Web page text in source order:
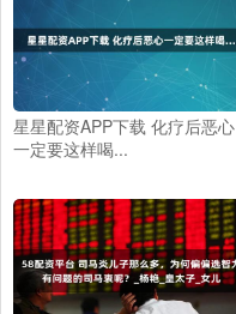
星星配资APP下载 化疗后恶心
一定要这样喝...